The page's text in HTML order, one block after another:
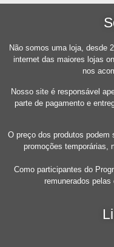
Não somos uma loja, desde
internet das maiores lojas
nos
Nosso site é responsável
parte de pagamento e
O preço dos produtos
promoções temporárias,
Como participantes do
remunerados